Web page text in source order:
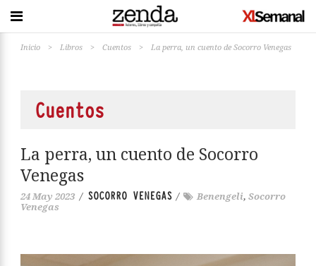
Inicio > Libros > Cuentos > La perra, un cuento de Socorro Venegas
Cuentos
La perra, un cuento de Socorro
Venegas
24 May 2023 / SOCORRO VENEGAS / Benengeli, Socorro
Venegas